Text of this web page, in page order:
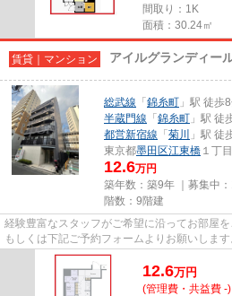
間取り：1K
面積：30.24㎡
賃貸｜マンション アイルグランディー
総武線 「 錦糸町 」駅 徒歩
半蔵門線 「 錦糸町 」駅 徒
都営新宿線 「 菊川
」駅 徒
東京都墨田区江東橋 １丁目
12.6万円
築年数：築9年 ｜募集中：
階数：9階建
経験豊富なスタッフがご希望に沿ってお部屋
もしくは下記ご予約フォームよりお願いします
12.6万円
(管理費・共益費 -)